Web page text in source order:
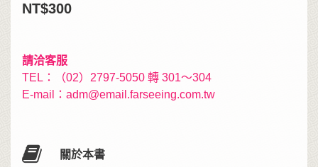
NT$300
請洽客服
TEL：（02）2797-5050 轉 301～304
E-mail： adm@email.farseeing.com.tw
關於本書